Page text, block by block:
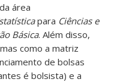
área
para Ciências e
Básica. Além disso,
como a matriz
de bolsas
é bolsista) e a